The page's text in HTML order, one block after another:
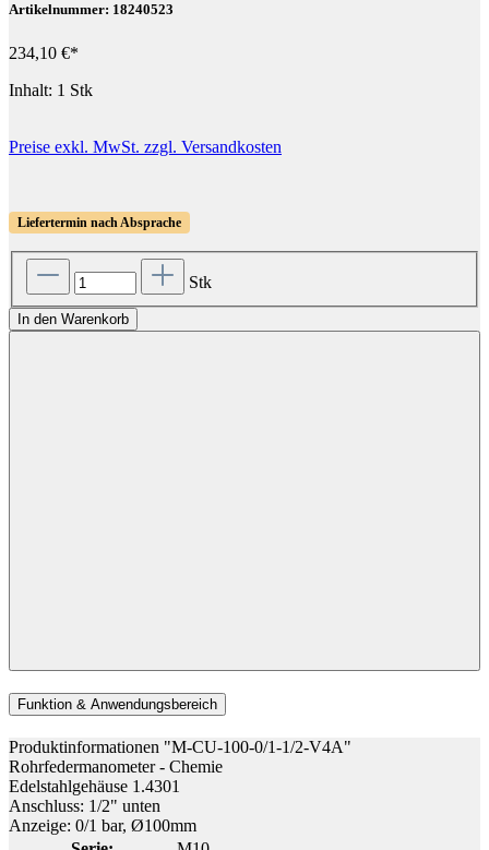
Artikelnummer: 18240523
234,10 €*
Inhalt: 1 Stk
Preise exkl. MwSt. zzgl. Versandkosten
Liefertermin nach Absprache
Stk
In den Warenkorb
Funktion & Anwendungsbereich
Produktinformationen "M-CU-100-0/1-1/2-V4A"
Rohrfedermanometer - Chemie
Edelstahlgehäuse 1.4301
Anschluss: 1/2" unten
Anzeige: 0/1 bar, Ø100mm